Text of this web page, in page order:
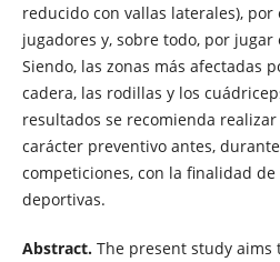
reducido con vallas laterales), por
jugadores y, sobre todo, por
Siendo, las zonas más afectadas
cadera, las rodillas y los
resultados se recomienda
carácter preventivo antes,
competiciones, con la finalidad
deportivas.
Abstract. The present study aims